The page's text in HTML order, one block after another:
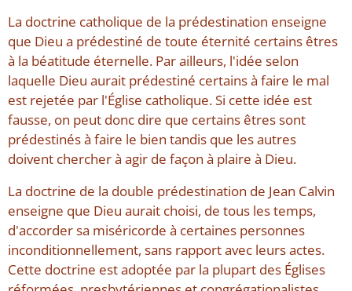
La doctrine catholique de la prédestination enseigne
que Dieu a prédestiné de toute éternité certains êtres
à la béatitude éternelle. Par ailleurs, l'idée selon
laquelle Dieu aurait prédestiné certains à faire le mal
est rejetée par l'Église catholique. Si cette idée est
fausse, on peut donc dire que certains êtres sont
prédestinés à faire le bien tandis que les autres
doivent chercher à agir de façon à plaire à Dieu.
La doctrine de la double prédestination de Jean Calvin
enseigne que Dieu aurait choisi, de tous les temps,
d'accorder sa miséricorde à certaines personnes
inconditionnellement, sans rapport avec leurs actes.
Cette doctrine est adoptée par la plupart des Églises